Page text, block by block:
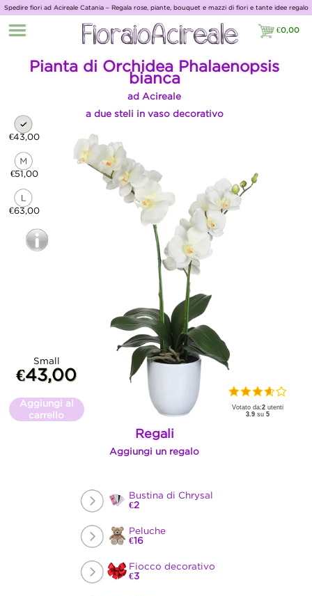
Spedire fiori ad Acireale Catania – Regala rose, piante, bouquet e mazzi di fiori e tante idee regalo
con Giardino Fiorito
€0,00
€0,00
Pianta di Orchidea Phalaenopsis
bianca
ad Acireale
a due steli in vaso decorativo
€43,00
€51,00
€63,00
Small
€43,00
Aggiungi al
carrello
Votato da:2 utenti
3.9 su5
Regali
Aggiungi un regalo
Bustina di Chrysal
€2
Peluche
€16
Fiocco decorativo
€3